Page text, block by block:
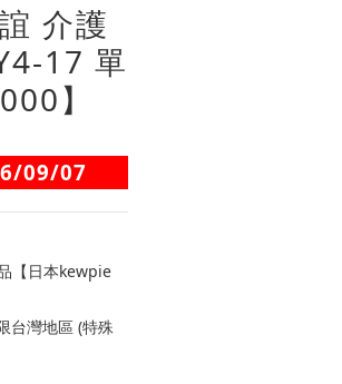
介護
17 單
】
09/07
【日本kewpie
台灣地區 (特殊